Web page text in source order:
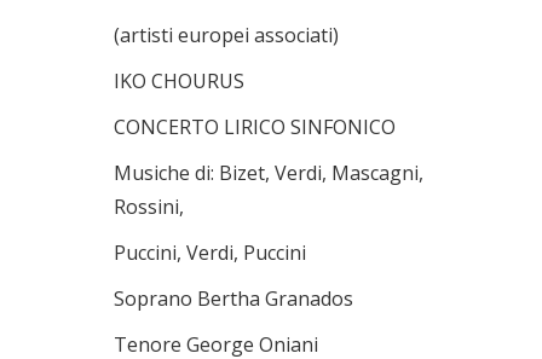
(artisti europei associati)
IKO CHOURUS
CONCERTO LIRICO SINFONICO
Musiche di: Bizet, Verdi, Mascagni,
Rossini,
Puccini, Verdi, Puccini
Soprano Bertha Granados
Tenore George Oniani